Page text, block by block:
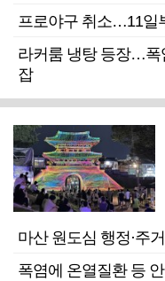
프로야구 취소…11일
라커룸 냉탕 등장…폭
잡
마산 원도심 행정·주
폭염에 온열질환 등